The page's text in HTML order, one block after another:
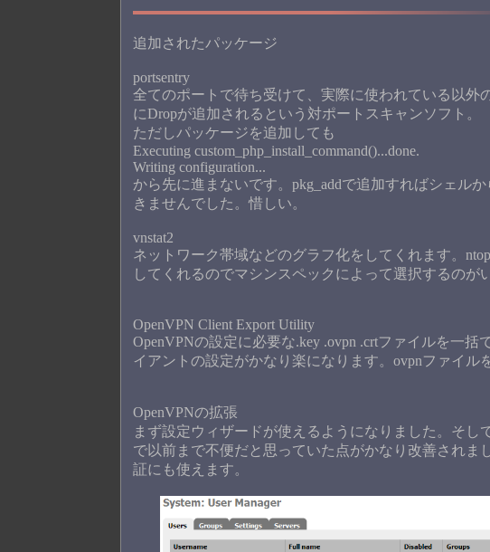
追加されたパッケージ
portsentry
全てのポートで待ち受けて、実際に使われている以外
にDropが追加されるという対ポートスキャンソフト。
ただしパッケージを追加しても
Executing custom_php_install_command()...done.
Writing configuration...
から先に進まないです。pkg_addで追加すればシェル
きませんでした。惜しい。
vnstat2
ネットワーク帯域などのグラフ化をしてくれます。
してくれるのでマシンスペックによって選択するのが
OpenVPN Client Export Utility
OpenVPNの設定に必要な.key .ovpn .crtファイルを一
イアントの設定がかなり楽になります。ovpnファイル
OpenVPNの拡張
まず設定ウィザードが使えるようになりました。そし
で以前まで不便だと思っていた点がかなり改善されま
証にも使えます。